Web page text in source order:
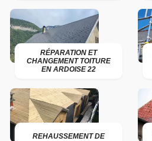
RÉPARATION ET
CHANGEMENT TOITURE
EN ARDOISE 22
REHAUSSEMENT DE